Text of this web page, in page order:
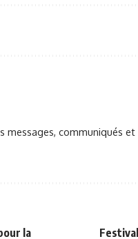
messages, communiqués
la